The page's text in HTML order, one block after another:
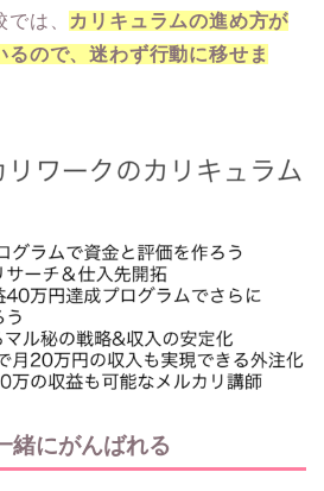
は、 カリキュラムの進め方が
るので、迷わず行動に移せま
緒にがんばれる